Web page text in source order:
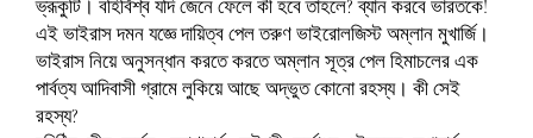
ভ্রূকুটি। বহির্বিশ্ব যদি জেনে ফেলে কী হবে তাহলে? ব্যান করবে ভারতকে!
এই ভাইরাস দমন যজ্ঞে দায়িত্ব পেল তরুণ ভাইরোলজিস্ট অম্লান মুখার্জি।
ভাইরাস নিয়ে অনুসন্ধান করতে করতে অম্লান সূত্র পেল হিমাচলের এক
পার্বত্য আদিবাসী গ্রামে লুকিয়ে আছে অদ্ভুত কোনো রহস্য। কী সেই
রহস্য?